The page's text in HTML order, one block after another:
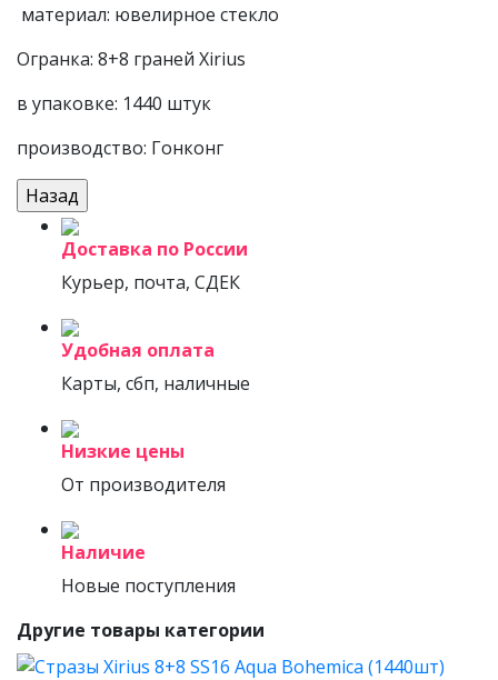
материал: ювелирное стекло
Огранка: 8+8 граней Xirius
в упаковке: 1440 штук
производство: Гонконг
Доставка по России
Курьер, почта, СДЕК
Удобная оплата
Карты, сбп, наличные
Низкие цены
От производителя
Наличие
Новые поступления
Другие товары категории